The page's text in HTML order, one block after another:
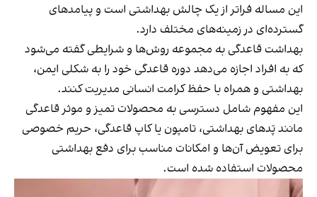
این مساله فراتر از یک چالش بهداشتی است و پیامدهای
گسترده‌ای در زمینه‌های مختلف دارد.
بهداشت قاعدگی به مجموعه روش‌ها و شرایطی گفته می‌شود
که به افراد اجازه می‌دهد دوره قاعدگی خود را به شکلی ایمن،
بهداشتی و همراه با حفظ کرامت انسانی مدیریت کنند.
این مفهوم شامل دسترسی به محصولات تمیز و موثر قاعدگی
مانند پَدهای بهداشتی، تامپون یا کاپ قاعدگی، حریم خصوصی
برای تعویض آن‌ها و امکانات مناسب برای دفع بهداشتی
محصولات استفاده شده‌ است.